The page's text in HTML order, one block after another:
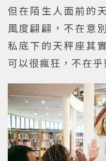
但在陌生人面前的
風度翩翩，不在意
私底下的天秤座其
可以很瘋狂，不在乎